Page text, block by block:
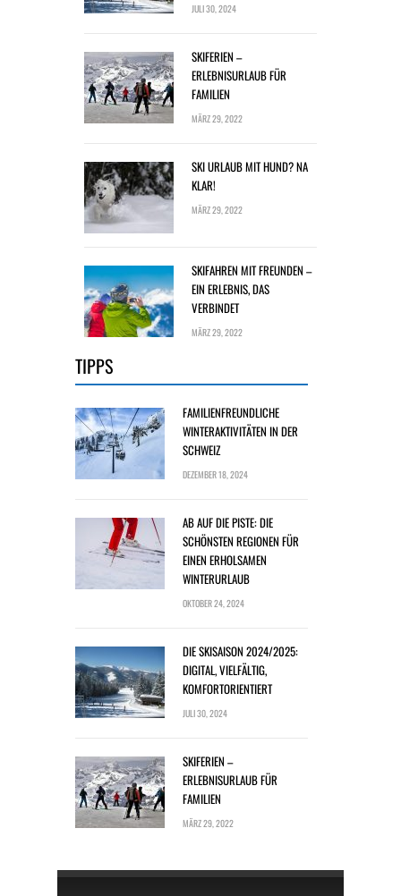
JULI 30, 2024
SKIFERIEN –
ERLEBNISURLAUB FÜR
FAMILIEN
MÄRZ 29, 2022
SKI URLAUB MIT HUND? NA
KLAR!
MÄRZ 29, 2022
SKIFAHREN MIT FREUNDEN –
EIN ERLEBNIS, DAS
VERBINDET
MÄRZ 29, 2022
TIPPS
FAMILIENFREUNDLICHE
WINTERAKTIVITÄTEN IN DER
SCHWEIZ
DEZEMBER 18, 2024
AB AUF DIE PISTE: DIE
SCHÖNSTEN REGIONEN FÜR
EINEN ERHOLSAMEN
WINTERURLAUB
OKTOBER 24, 2024
DIE SKISAISON 2024/2025:
DIGITAL, VIELFÄLTIG,
KOMFORTORIENTIERT
JULI 30, 2024
SKIFERIEN –
ERLEBNISURLAUB FÜR
FAMILIEN
MÄRZ 29, 2022